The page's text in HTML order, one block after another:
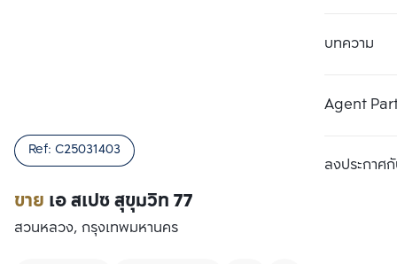
บทความ
Agent
ลงประกาศกั
ขาย เอ สเปซ สุขุมวิท 77
Ref: C25031403
สวนหลวง, กรุงเทพมหานคร
เปรียบเทียบ